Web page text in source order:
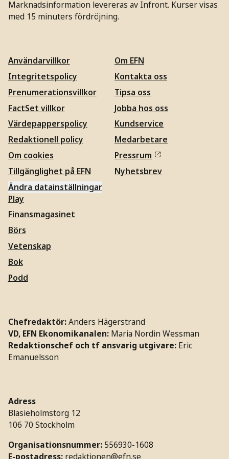
Marknadsinformation levereras av Infront. Kurser visas
med 15 minuters fördröjning.
Användarvillkor
Integritetspolicy
Prenumerationsvillkor
FactSet villkor
Värdepapperspolicy
Redaktionell policy
Om cookies
Tillgänglighet på EFN
Ändra datainställningar
Om EFN
Kontakta oss
Tipsa oss
Jobba hos oss
Kundservice
Medarbetare
Pressrum
Nyhetsbrev
Play
Finansmagasinet
Börs
Vetenskap
Bok
Podd
Chefredaktör:Anders Hägerstrand
VD, EFN Ekonomikanalen: Maria Nordin Wessman
Redaktionschef och tf ansvarig utgivare: Eric
Emanuelsson
Adress
Blasieholmstorg 12
106 70 Stockholm
Organisationsnummer: 556930-1608
E-postadress: redaktionen@efn.se